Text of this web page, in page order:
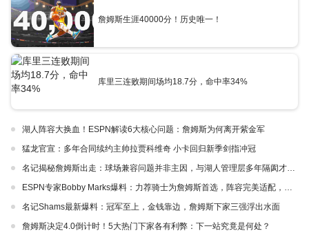
詹姆斯生涯40000分！历史唯一！
库里三连败期间场均18.7分，命中率34%
湖人阵容大换血！ESPN解读6大核心问题：詹姆斯为何离开紫金军
猛龙官宣：多年合同续约主帅拉贾科维奇 小卡回归新季剑指冲冠
名记揭秘詹姆斯出走：球场兼容问题并非主因，与湖人管理层多年隔阂才是真正导火索
ESPN专家Bobby Marks爆料：力荐骑士为詹姆斯首选，阵容完美适配，家乡情怀加分
名记Shams最新爆料：冠军至上，金钱靠边，詹姆斯下家三强浮出水面
詹姆斯决定4.0倒计时！5大热门下家各有利弊：下一站究竟是何处？